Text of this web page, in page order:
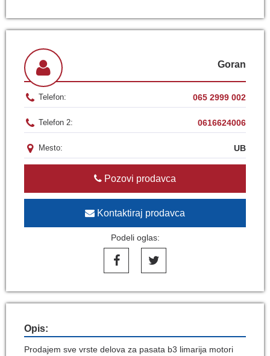
Goran
Telefon: 065 2999 002
Telefon 2: 0616624006
Mesto: UB
Pozovi prodavca
Kontaktiraj prodavca
Podeli oglas:
Opis:
Prodajem sve vrste delova za pasata b3 limarija motori